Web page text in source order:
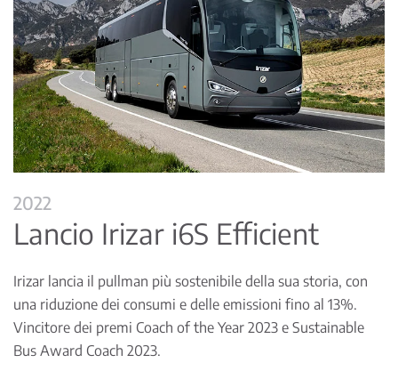
2022
Lancio Irizar i6S Efficient
Irizar lancia il pullman più sostenibile della sua storia, con
una riduzione dei consumi e delle emissioni fino al 13%.
Vincitore dei premi Coach of the Year 2023 e Sustainable
Bus Award Coach 2023.